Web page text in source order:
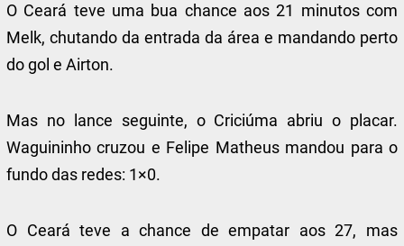
O Ceará teve uma bua chance aos 21 minutos com
Melk, chutando da entrada da área e mandando perto
do gol e Airton.
Mas no lance seguinte, o Criciúma abriu o placar.
Waguininho cruzou e Felipe Matheus mandou para o
fundo das redes: 1×0.
O Ceará teve a chance de empatar aos 27, mas